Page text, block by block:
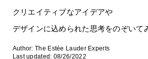
クリエイティブなアイデアや
デザインに込められた思考をのぞいて
Author: The Estée Lauder Experts
Last updated: 08/26/2022